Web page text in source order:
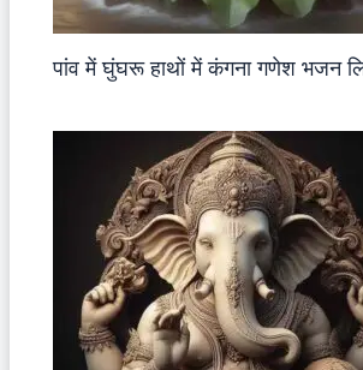
पांव में घुंघरू हाथों में कंगना गणेश भजन